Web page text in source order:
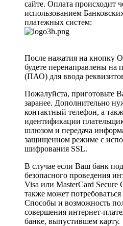
сайте. Оплата
использованием
платежных систем:
После нажатия на
будете перенаправлены
(ПАО) для ввода
Пожалуйста, приготовьте
заранее. Дополнительно
контактный телефон, а
идентификации
шлюзом и передача
защищенном режиме с
шифрования SSL.
В случае если Ваш банк
безопасного проведения
Visa или MasterCard Secure
также может
Способы и возможность
совершения интернет-
банке, выпустившем карту.